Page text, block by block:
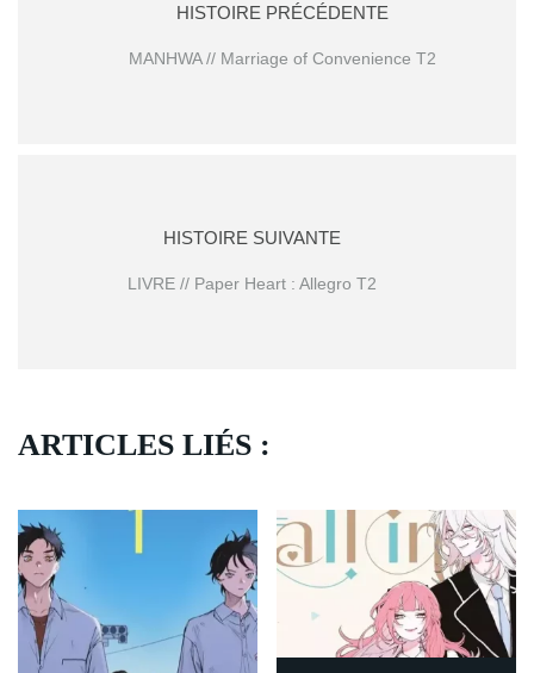
HISTOIRE PRÉCÉDENTE
MANHWA // Marriage of Convenience T2
HISTOIRE SUIVANTE
LIVRE // Paper Heart : Allegro T2
ARTICLES LIÉS :